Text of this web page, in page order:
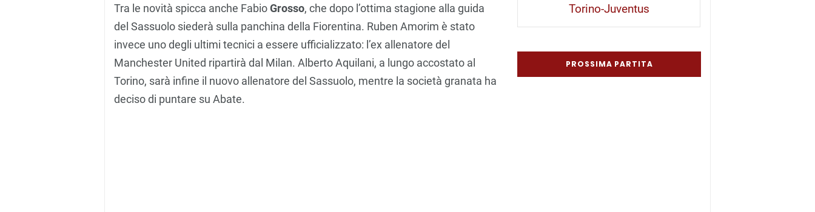
Tra le novità spicca anche FabioGrosso, che dopo l’ottima stagione alla guida
del Sassuolo siederà sulla panchina della Fiorentina. Ruben Amorim è stato
invece uno degli ultimi tecnici a essere ufficializzato: l’ex allenatore del
Manchester United ripartirà dal Milan. Alberto Aquilani, a lungo accostato al
Torino, sarà infine il nuovo allenatore del Sassuolo, mentre la società granata ha
deciso di puntare su Abate.
Torino-Juventus
PROSSIMA PARTITA